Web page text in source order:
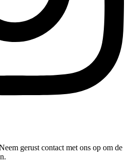
gerust contact met ons op om de